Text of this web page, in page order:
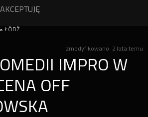
« ŁÓDŹ
zmodyfikowano 2 lata temu
IMPRO W
OFF